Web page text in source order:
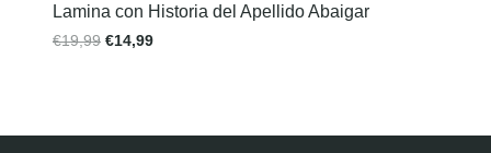
Lamina con Historia del Apellido Abaigar
€19,99 €14,99